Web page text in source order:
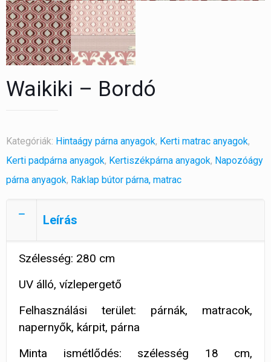
Waikiki – Bordó
Kategóriák: Hintaágy párna anyagok, Kerti matrac anyagok,
Kerti padpárna anyagok, Kertiszékpárna anyagok, Napozóágy
párna anyagok, Raklap bútor párna, matrac
Leírás
Szélesség: 280 cm
UV álló, vízlepergető
Felhasználási terület: párnák, matracok,
napernyők, kárpit, párna
Minta ismétlődés: szélesség 18 cm,